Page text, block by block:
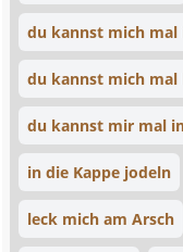
du kannst mich mal
du kannst mich mal
du kannst mir mal
in die Kappe jodeln
leck mich am Arsch